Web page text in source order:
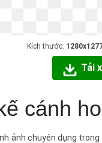
Kích thước:
Tải
cánh
ảnh chuyên dụng